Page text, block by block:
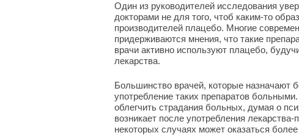
Один из руководителей исследования
докторами не для того, чтоб каким-то
производителей плацебо. Многие
придерживаются мнения, что такие
врачи активно используют плацебо,
лекарства.
Большинство врачей, которые назначают
употребление таких препаратов
облегчить страдания больных, думая о
возникает после употребления
некоторых случаях может оказаться